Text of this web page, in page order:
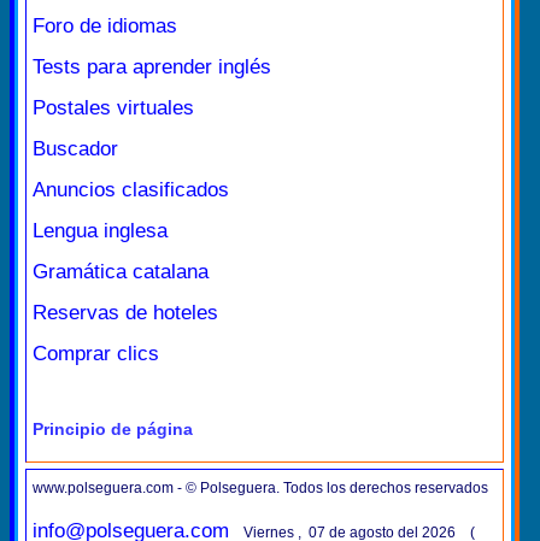
Foro de idiomas
Tests para aprender inglés
Postales virtuales
Buscador
Anuncios clasificados
Lengua inglesa
Gramática catalana
Reservas de hoteles
Comprar clics
Principio de página
www.polseguera.com - © Polseguera. Todos los derechos reservados
info@polseguera.com Viernes , 07 de agosto del 2026 (